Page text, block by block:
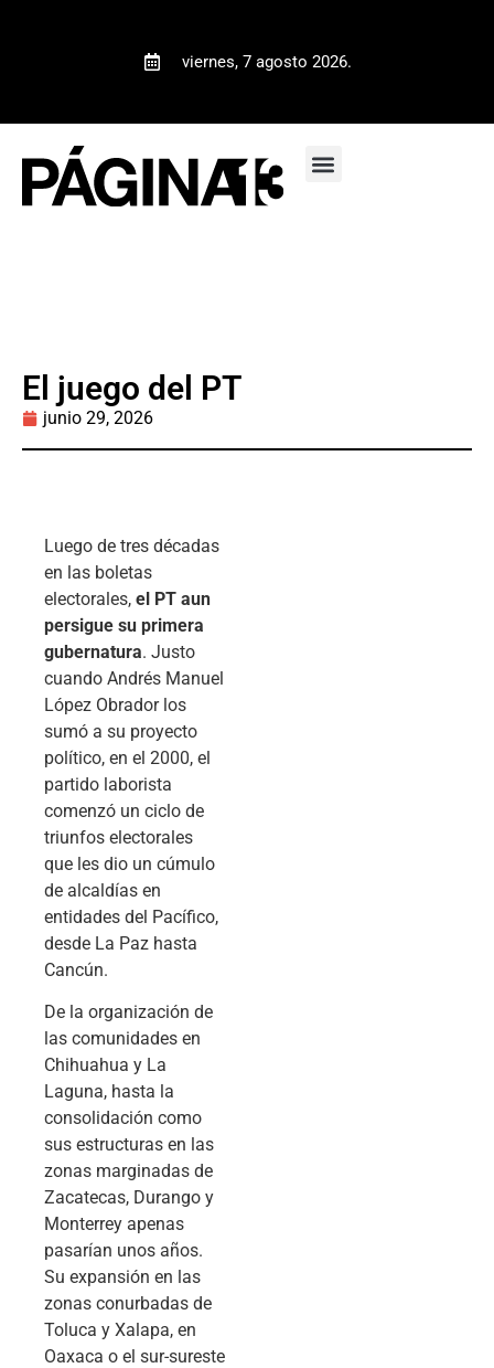
viernes, 7 agosto 2026.
El juego del PT
junio 29, 2026
Luego de tres décadas
en las boletas
electorales, el PT aun
persigue su primera
gubernatura. Justo
cuando Andrés Manuel
López Obrador los
sumó a su proyecto
político, en el 2000, el
partido laborista
comenzó un ciclo de
triunfos electorales
que les dio un cúmulo
de alcaldías en
entidades del Pacífico,
desde La Paz hasta
Cancún.
De la organización de
las comunidades en
Chihuahua y La
Laguna, hasta la
consolidación como
sus estructuras en las
zonas marginadas de
Zacatecas, Durango y
Monterrey apenas
pasarían unos años.
Su expansión en las
zonas conurbadas de
Toluca y Xalapa, en
Oaxaca o el sur-sureste